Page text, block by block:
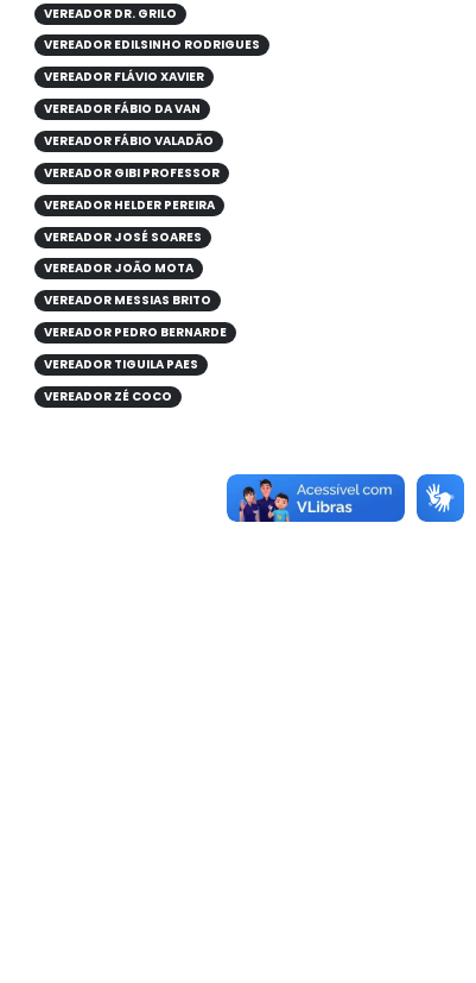
VEREADOR DR. GRILO
VEREADOR EDILSINHO RODRIGUES
VEREADOR FLÁVIO XAVIER
VEREADOR FÁBIO DA VAN
VEREADOR FÁBIO VALADÃO
VEREADOR GIBI PROFESSOR
VEREADOR HELDER PEREIRA
VEREADOR JOSÉ SOARES
VEREADOR JOÃO MOTA
VEREADOR MESSIAS BRITO
VEREADOR PEDRO BERNARDE
VEREADOR TIGUILA PAES
VEREADOR ZÉ COCO